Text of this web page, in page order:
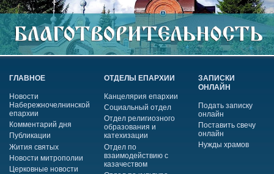
ГЛАВНОЕ
Новости
Набережночелнинской
епархии
Комментарий дня
Публикации
Жития святых
Новости митрополии
Церковные новости
ОТДЕЛЫ ЕПАРХИИ
Канцелярия епархии
Социальный отдел
Отдел религиозного
образования и
катехизации
Отдел по
взаимодействию с
казачеством
ЗАПИСКИ
ОНЛАЙН
Подать записку
онлайн
Поставить свечу
онлайн
Нужды храмов